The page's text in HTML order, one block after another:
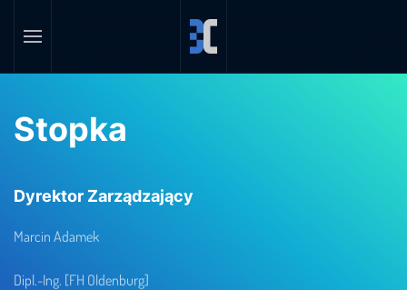
Skip to main content
Stopka
Dyrektor Zarządzający
Marcin Adamek
Dipl.-Ing. [FH Oldenburg]